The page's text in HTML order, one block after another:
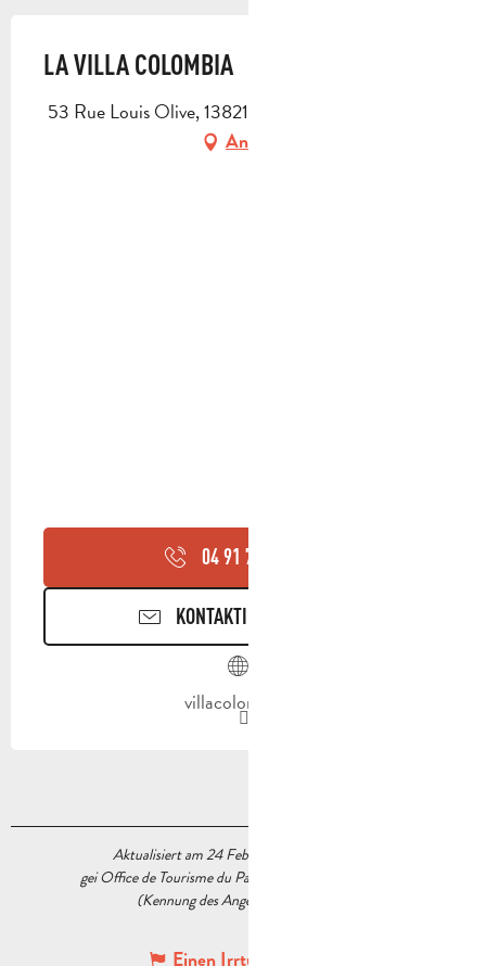
LA VILLA COLOMBIA
53 Rue Louis Olive, 13821 La Penne-sur-Huveaune
Anfahrt
04 91 75 91
KONTAKTIEREN SIE UNS
villacolombia.fr
Aktualisiert am 24 Februar 2026 Um 17:47
gei Office de Tourisme du Pays d’Aubagne et de l’Étoile
(Kennung des Angebots :
Einen Irrtum angeben